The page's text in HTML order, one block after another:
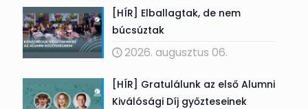
[HÍR] Elballagtak, de nem
búcsúztak
2026. augusztus 06.
[HÍR] Gratulálunk az első Alumni
Kiválósági Díj győzteseinek